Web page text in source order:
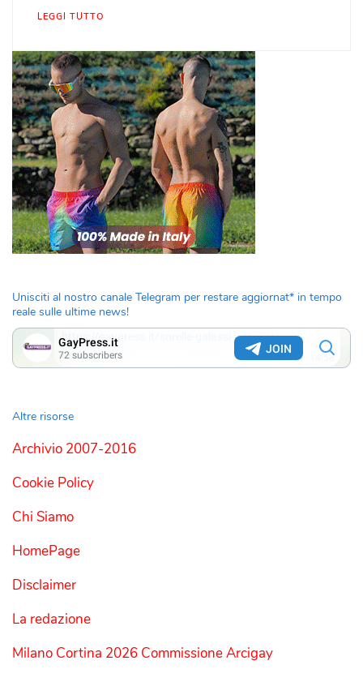
LEGGI TUTTO
Unisciti al nostro canale Telegram per restare aggiornat* in tempo
reale sulle ultime news!
Altre risorse
Archivio 2007-2016
Cookie Policy
Chi Siamo
HomePage
Disclaimer
La redazione
Milano Cortina 2026 Commissione Arcigay